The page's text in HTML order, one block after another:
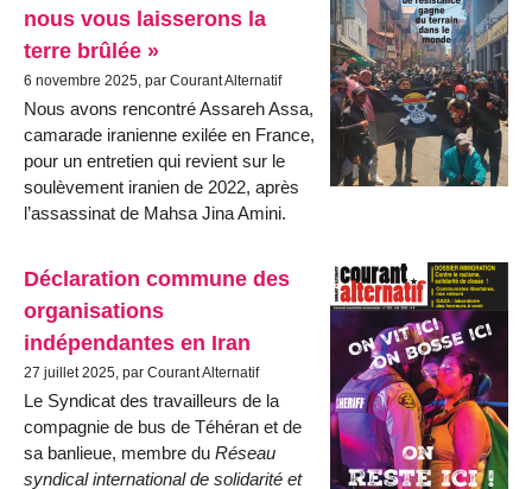
nous vous laisserons la
terre brûlée »
6 novembre 2025, par Courant Alternatif
Nous avons rencontré Assareh Assa,
camarade iranienne exilée en France,
pour un entretien qui revient sur le
soulèvement iranien de 2022, après
l’assassinat de Mahsa Jina Amini.
Déclaration commune des
organisations
indépendantes en Iran
27 juillet 2025, par Courant Alternatif
Le Syndicat des travailleurs de la
compagnie de bus de Téhéran et de
sa banlieue, membre du Réseau
syndical international de solidarité et